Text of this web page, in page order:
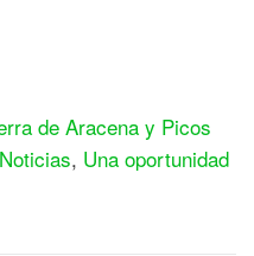
de Aracena y Picos
Noticias, Una oportunidad